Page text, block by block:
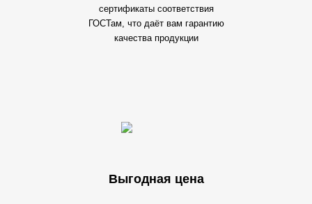
сертификаты соответствия
ГОСТам, что даёт вам гарантию
качества продукции
Выгодная цена